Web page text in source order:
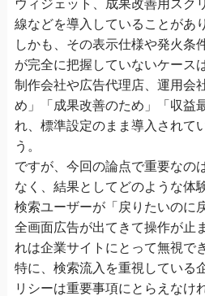
ウィジェット、成果改善用スク
線などを導入していることがあ
しかも、その表示仕様や発火条
が完全に把握していないケース
制作会社や広告代理店、運用会
め」「成果改善のため」「収益
れ、標準設定のまま導入されて
う。
ですが、今回の論点で重要なの
なく、結果としてどのような体
検索ユーザーが「戻りたいのに
全画面広告が出てきて操作が止
れは企業サイトにとって無視で
特に、検索流入を重視している
リシーは重要事項にとらえなけ